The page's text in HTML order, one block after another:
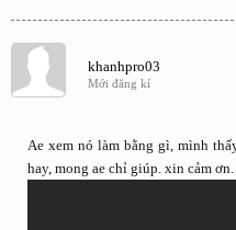
khanhpro03
Mới đăng kí
Ae xem nó làm bằng gì, mình
hay, mong ae chỉ giúp. xin cảm ơn.